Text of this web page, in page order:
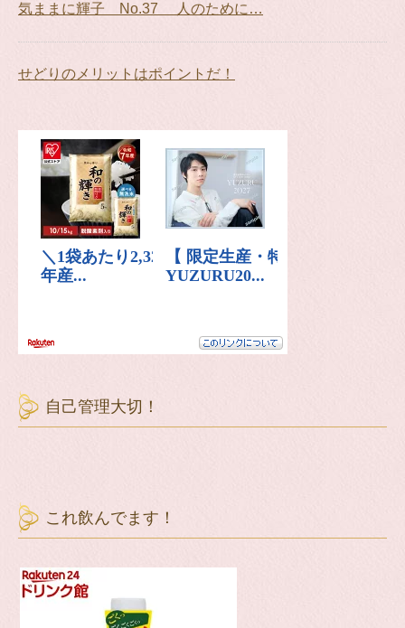
気ままに輝子 No.37 人のために…
せどりのメリットはポイントだ！
自己管理大切！
これ飲んでます！